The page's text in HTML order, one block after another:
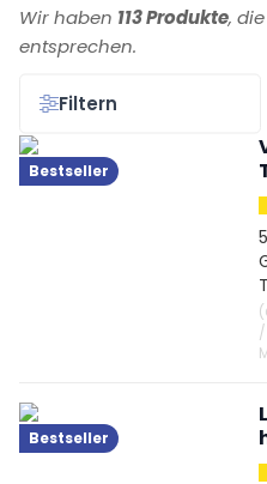
Wir haben 113 Produkte,
entsprechen.
Filtern
Bestseller
(
/
Bestseller